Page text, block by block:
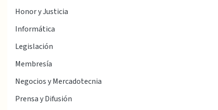
Honor y Justicia
Informática
Legislación
Membresía
Negocios y Mercadotecnia
Prensa y Difusión